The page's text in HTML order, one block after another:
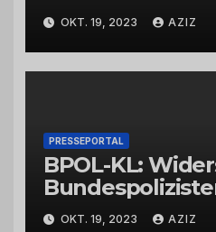
Bad Kreuznach
OKT. 19, 2023 AZIZ
PRESSEPORTAL
BPOL-KL:
OKT. 19, 2023 AZIZ